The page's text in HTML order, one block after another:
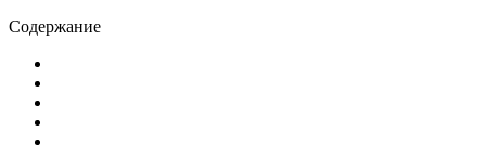
Содержание